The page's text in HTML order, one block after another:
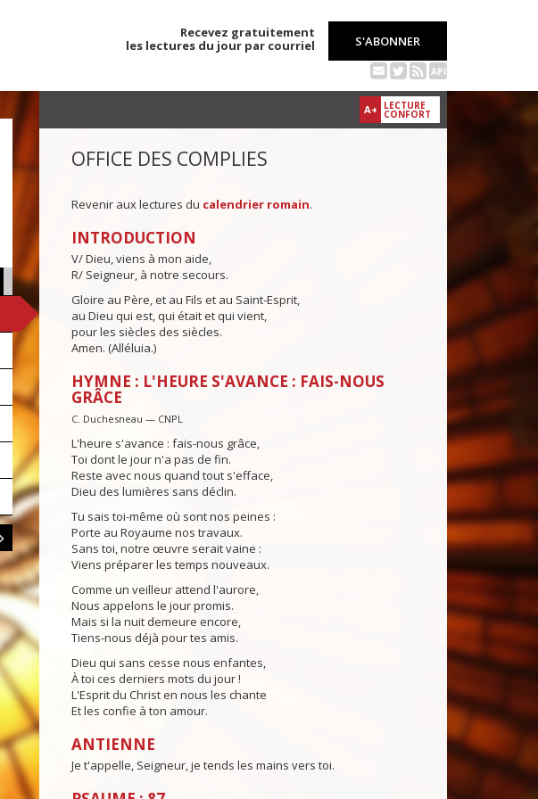
Recevez gratuitement
les lectures du jour par courriel
S'ABONNER
API
A+ LECTURE
CONFORT
OFFICE DES COMPLIES
Revenir aux lectures du calendrier romain.
INTRODUCTION
V/ Dieu, viens à mon aide,
R/ Seigneur, à notre secours.
Gloire au Père, et au Fils et au Saint-Esprit,
au Dieu qui est, qui était et qui vient,
pour les siècles des siècles.
Amen. (Alléluia.)
HYMNE : L'HEURE S'AVANCE : FAIS-NOUS
GRÂCE
C. Duchesneau — CNPL
L'heure s'avance : fais-nous grâce,
Toi dont le jour n'a pas de fin.
Reste avec nous quand tout s'efface,
Dieu des lumières sans déclin.
Tu sais toi-même où sont nos peines :
Porte au Royaume nos travaux.
Sans toi, notre œuvre serait vaine :
Viens préparer les temps nouveaux.
Comme un veilleur attend l'aurore,
Nous appelons le jour promis.
Mais si la nuit demeure encore,
Tiens-nous déjà pour tes amis.
Dieu qui sans cesse nous enfantes,
À toi ces derniers mots du jour !
L'Esprit du Christ en nous les chante
Et les confie à ton amour.
ANTIENNE
Je t'appelle, Seigneur, je tends les mains vers toi.